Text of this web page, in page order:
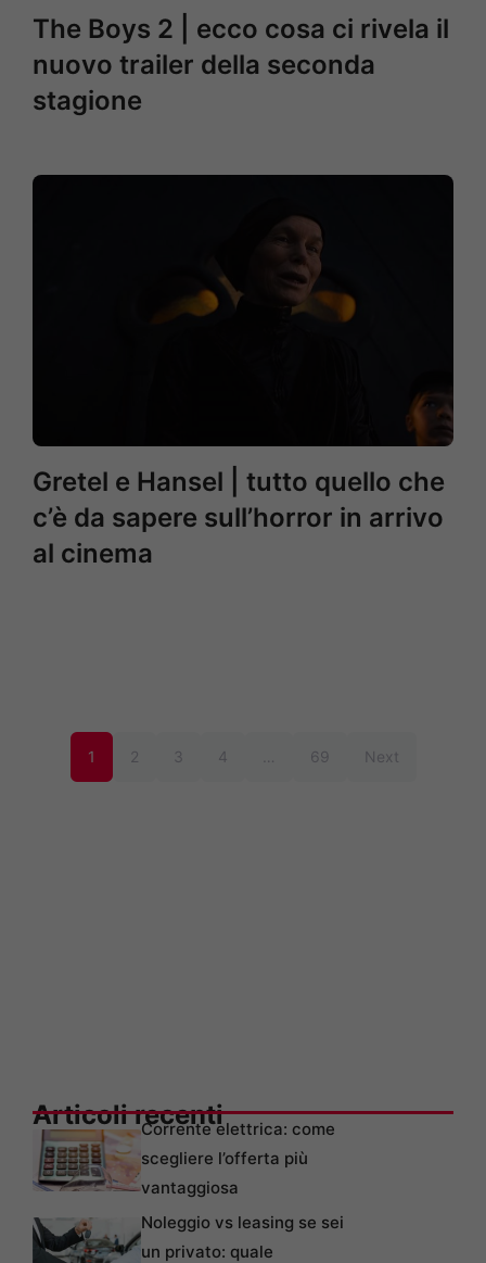
The Boys 2 | ecco cosa ci rivela il
nuovo trailer della seconda
stagione
Gretel e Hansel | tutto quello che
c’è da sapere sull’horror in arrivo
al cinema
1 2 3 4 69 Next
Articoli recentiCorrente elettrica: come
scegliere l’offerta più
vantaggiosa
Noleggio vs leasing se sei
un privato: quale